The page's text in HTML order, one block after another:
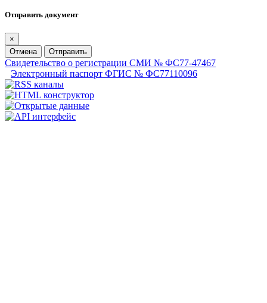
Отправить документ
×
Отмена
Отправить
Свидетельство о регистрации СМИ № ФС77-47467
Электронный паспорт ФГИС № ФС77110096